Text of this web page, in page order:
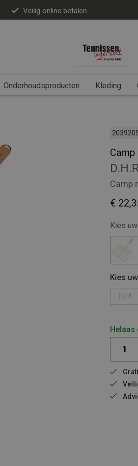
Veilig online betalen
Onderhoudsproducten Kleding
Camp
€
Kies
Kies
Helaas